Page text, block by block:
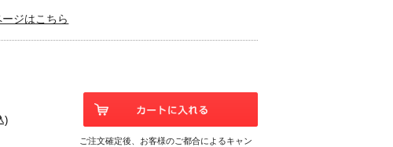
ジはこちら
)
ご注文確定後、お客様のご都合によるキャン